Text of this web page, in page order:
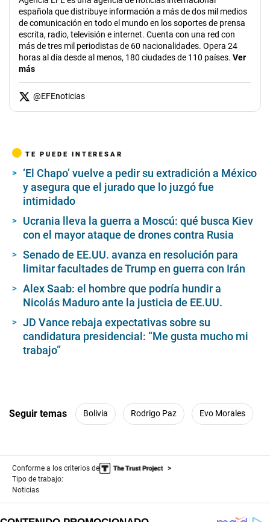
española que distribuye información a más de dos mil medios
de comunicación en todo el mundo en los soportes de prensa
escrita, radio, televisión e internet. Cuenta con una red con
más de tres mil periodistas de 60 nacionalidades. Opera 24
horas al día desde al menos, 180 ciudades de 110 países. Ver
más
@EFEnoticias
TE PUEDE INTERESAR
‘El Chapo’ vuelve a pedir su extradición a México
y asegura que el jurado que lo juzgó fue
intimidado
Ucrania lleva la guerra a Moscú: qué busca Kiev
con el mayor ataque de drones contra Rusia
Senado de EE.UU. avanza en resolución para
limitar facultades de Trump en guerra con Irán
Alex Saab: el hombre que podría hundir a
Nicolás Maduro ante la justicia de EE.UU.
JD Vance rebaja expectativas sobre su
candidatura presidencial: “Me gusta mucho mi
trabajo”
Seguir temas Bolivia Rodrigo Paz Evo Morales
Conforme a los criterios de
Tipo de trabajo:
Noticias